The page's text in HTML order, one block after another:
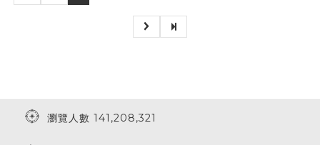
瀏覽人數 141,208,321